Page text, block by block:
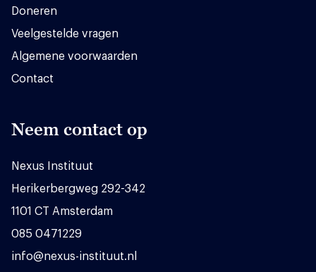
Doneren
Veelgestelde vragen
Algemene voorwaarden
Contact
Neem contact op
Nexus Instituut
Herikerbergweg 292-342
1101 CT Amsterdam
085 0471229
info@nexus-instituut.nl